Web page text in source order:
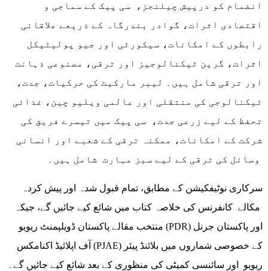
انضمام کو درپیش چیلنجز، سی پیک کے سماجی و
اقتصادی اثرات، گوادر بندرگاہ کے ذریعے علاقائی
رابطوں کے امکانات، سیکورٹی اور جیو پولیٹیکل
اثرات، گرین ٹیکنالوجیز اور ترقی، مصنوعی ذہانت
اور ترقی شامل ہیں۔ لیبر مارکیٹ کی حرکیات، جدت،
ٹیکنالوجی کی منتقلی اور عالمی ویلیو چین، غذائی
تحفظ کے لیے زرعی جدت، سی پیک میں تیسرے فریق کی
شرکت کے امکانات، ممکنہ ترقی کے شعبے اور انسانی
سرکاری نوٹیفکیشن کے مطابق، تمام قبول شدہ اور پیش کردہ
مکالے کانفرنس کی خلاصہ کتاب میں شائع کیے جائیں گے، جبکہ
منتخب مقالے پاکستان ڈویلپمنٹ ریویو (PDR) اور پاکستان جرنل
آف اپلائیڈ اکنامکس (PJAE) کے خصوصی شماروں میں بلائنڈ پیئر
ریویو اور سائنسی کمیٹی کی منظوری کے بعد شائع کیے جائیں گے۔